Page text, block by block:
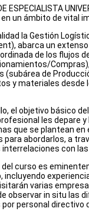
ESPECIALISTA
un ámbito de vital
la Gestión
abarca un
de los flujos
(subárea de
y materiales desde
el objetivo básico
les depare
que se plantean
para abordarlos, a
interrelaciones con
del curso es
incluyendo
varias
observar in situ las
por personal directivo